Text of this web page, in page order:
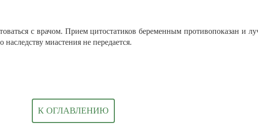
с врачом. Прием цитостатиков беременным противопоказан и
миастения не передается.
К ОГЛАВЛЕНИЮ